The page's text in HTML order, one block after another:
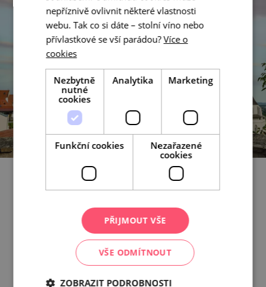
Ale jo, solidní stolní víno
nepříznivě ovlivnit některé vlastnosti
webu. Tak co si dáte – stolní víno nebo
přívlastkové se vší parádou?Více o
cookies
Nezbytně
nutné
cookies
Analytika Marketing
Funkční cookies
Nezařazené
cookies
PŘIJMOUT VŠE
VŠE ODMÍTNOUT
ZOBRAZIT PODROBNOSTI